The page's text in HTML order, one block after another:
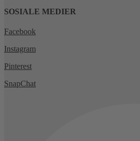
SOSIALE MEDIER
Facebook
Instagram
Pinterest
SnapChat